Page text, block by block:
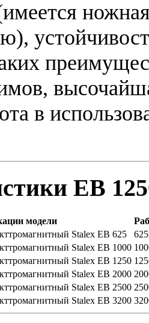
в
EB
модели
Stalex EB 625
Stalex EB 1000
Stalex EB 1250
Stalex EB 2000
Stalex EB 2500
Stalex EB 3200